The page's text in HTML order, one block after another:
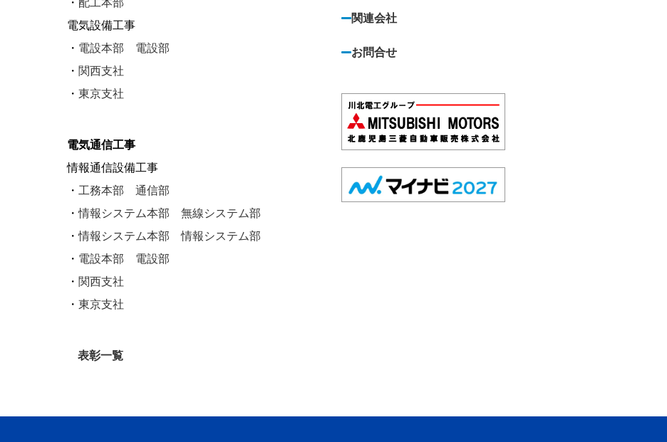
電気設備工事
・ 電設本部 電設部
・ 関西支社
・ 東京支社
電気通信工事
情報通信設備工事
・ 工務本部 通信部
・情報システム本部 無線システム部
・情報システム本部 情報システム部
・ 電設本部 電設部
・ 関西支社
・ 東京支社
表彰一覧
関連会社
お問合せ